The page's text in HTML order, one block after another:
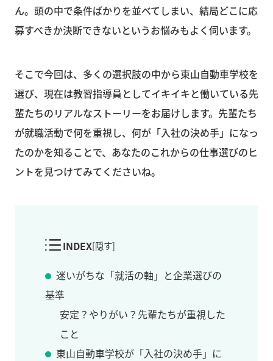
ん。頭の中で条件ばかりを並べてしまい、結局どこに応
募すべきか決断できないというお悩みもよく伺います。
そこで今回は、多くの選択肢の中から東山自動車学校を
選び、現在は教習指導員としてイキイキと働いている先
輩たちのリアルなストーリーをお届けします。先輩たち
が就職活動で何を重視し、何が「入社の決め手」になっ
たのかを知ることで、あなたのこれからの仕事選びのヒ
ントを見つけてみてくださいね。
INDEX[隠す]
迷いがちな「就活の軸」と企業選びの
基準
安定？やりがい？先輩たちが重視した
こと
東山自動車学校が「入社の決め手」に